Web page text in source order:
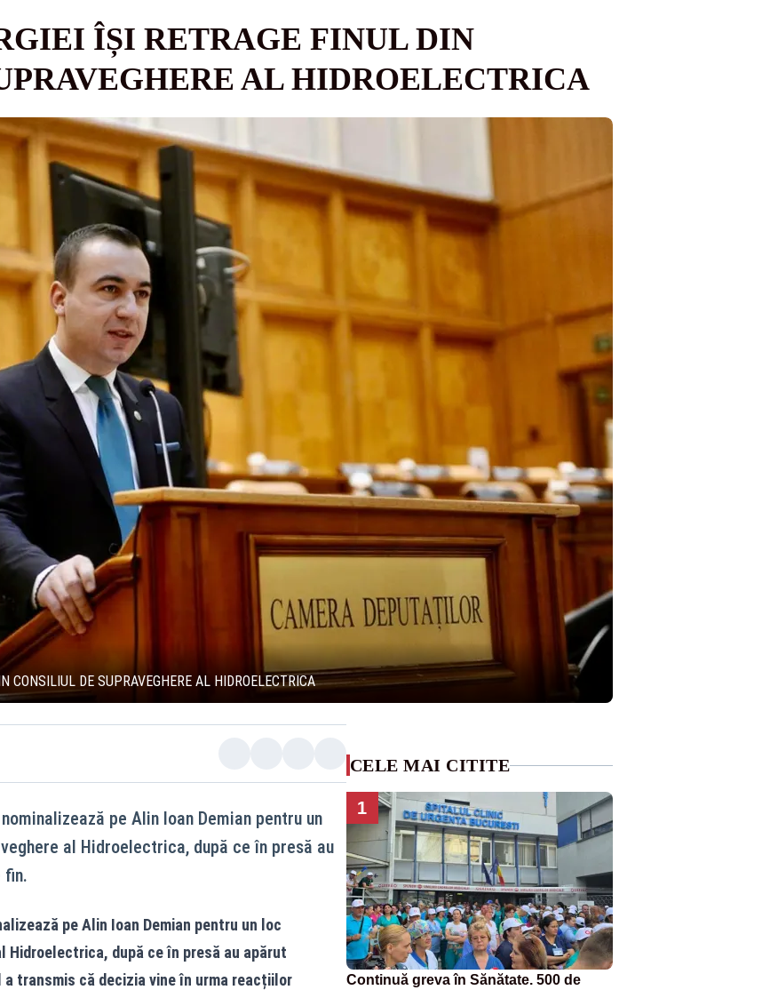
ÎȘI RETRAGE FINUL DIN
AL HIDROELECTRICA
CONSILIUL DE SUPRAVEGHERE AL HIDROELECTRICA
pe Alin Ioan Demian pentru un
al Hidroelectrica, după ce în presă au
fin.
pe Alin Ioan Demian pentru un loc
Hidroelectrica, după ce în presă au apărut
transmis că decizia vine în urma reacțiilor
CELE MAI CITITE
1
Continuă greva în Sănătate. 500 de